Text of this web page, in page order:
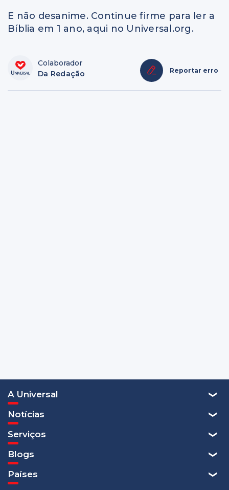
E não desanime. Continue firme para ler a
Bíblia em 1 ano, aqui no Universal.org.
Colaborador
Da Redação
Reportar erro
A Universal
Notícias
Serviços
Blogs
Países